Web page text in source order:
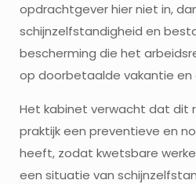
opdrachtgever hier niet in,
schijnzelfstandigheid en
bescherming die het
op doorbetaalde vakantie en
Het kabinet verwacht dat dit
praktijk een preventieve en
heeft, zodat kwetsbare
een situatie van